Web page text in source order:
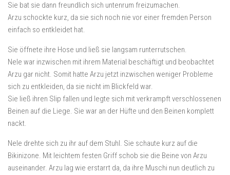
Sie bat sie dann freundlich sich untenrum freizumachen.
Arzu schockte kurz, da sie sich noch nie vor einer fremden Person
einfach so entkleidet hat.
Sie öffnete ihre Hose und ließ sie langsam runterrutschen.
Nele war inzwischen mit ihrem Material beschäftigt und beobachtet
Arzu gar nicht. Somit hatte Arzu jetzt inzwischen weniger Probleme
sich zu entkleiden, da sie nicht im Blickfeld war.
Sie ließ ihren Slip fallen und legte sich mit verkrampft verschlossenen
Beinen auf die Liege. Sie war an der Hüfte und den Beinen komplett
nackt.
Nele drehte sich zu ihr auf dem Stuhl. Sie schaute kurz auf die
Bikinizone. Mit leichtem festen Griff schob sie die Beine von Arzu
auseinander. Arzu lag wie erstarrt da, da ihre Muschi nun deutlich zu